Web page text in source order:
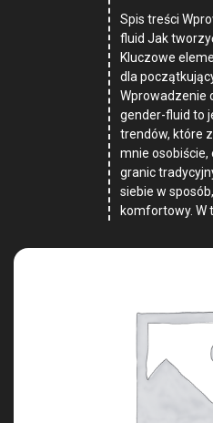
Spis treści
fluid Jak
Kluczowe
dla
Wprowadzenie
gender-fluid to
trendów, które
mnie
granic
siebie w
komfortowy. W